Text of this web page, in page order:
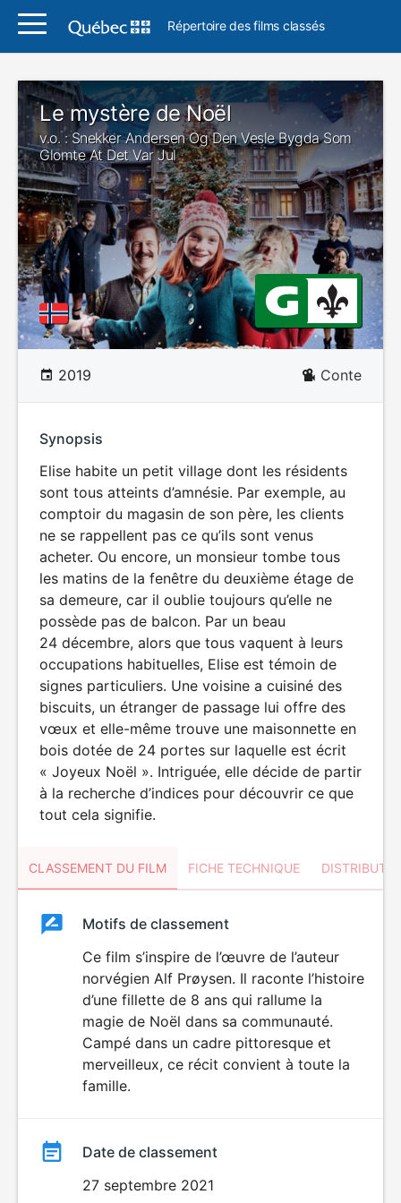
Répertoire des films classés
Le mystère de Noël
v.o. : Snekker Andersen Og Den Vesle Bygda Som
Glomte At Det Var Jul
2019 Conte
Synopsis
Elise habite un petit village dont les résidents
sont tous atteints d’amnésie. Par exemple, au
comptoir du magasin de son père, les clients
ne se rappellent pas ce qu’ils sont venus
acheter. Ou encore, un monsieur tombe tous
les matins de la fenêtre du deuxième étage de
sa demeure, car il oublie toujours qu’elle ne
possède pas de balcon. Par un beau
24 décembre, alors que tous vaquent à leurs
occupations habituelles, Elise est témoin de
signes particuliers. Une voisine a cuisiné des
biscuits, un étranger de passage lui offre des
vœux et elle-même trouve une maisonnette en
bois dotée de 24 portes sur laquelle est écrit
« Joyeux Noël ». Intriguée, elle décide de partir
à la recherche d’indices pour découvrir ce que
tout cela signifie.
CLASSEMENT DU FILM FICHE TECHNIQUE
ClassementClassement
Motifs de classement
Ce film s’inspire de l’œuvre de l’auteur
norvégien Alf Prøysen. Il raconte l’histoire
d’une fillette de 8 ans qui rallume la
magie de Noël dans sa communauté.
Campé dans un cadre pittoresque et
merveilleux, ce récit convient à toute la
famille.
Date de classement
27 septembre 2021